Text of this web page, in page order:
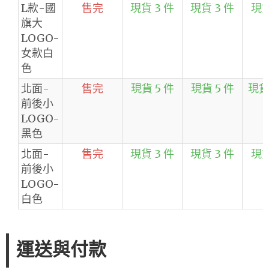
L款-國
旗大
LOGO-
女款白
色
售完 現貨 3 件 現貨 3 件 現
北面-
前後小
LOGO-
黑色
售完 現貨 5 件 現貨 5 件 現
北面-
前後小
LOGO-
白色
售完 現貨 3 件 現貨 3 件 現
運送與付款